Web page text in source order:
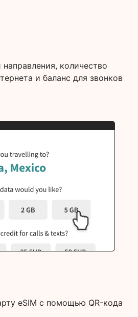
количество
и баланс для звонков
eSIM с помощью QR-кода